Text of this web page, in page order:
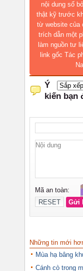
nội dung số
thật kỹ trước
từ website của
trích dẫn một
làm nguồn tư
link gốc Tác
Những tin mới
Mùa hạ bâng
Cánh cò trong